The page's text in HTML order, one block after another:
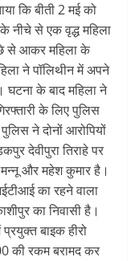
कि बीती 2 मई को
नीचे से एक वृद्ध महिला
से आकर महिला के
ने पॉलिथीन में अपने
के बाद महिला ने
के लिए पुलिस
ने दोनों आरोपियों
देवीपुरा तिराहे पर
मन्नू और महेश कुमार है।
का रहने वाला
का निवासी है।
बाइक हीरो
की रकम बरामद कर